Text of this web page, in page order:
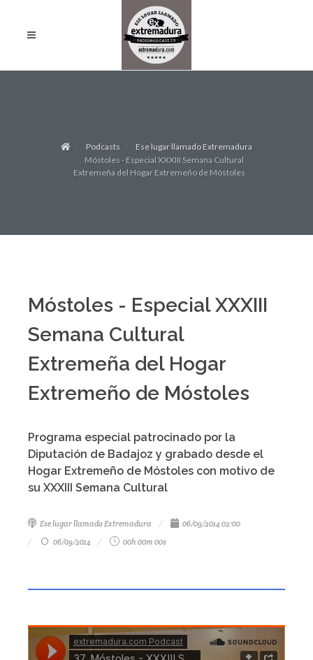
Podcasts
Ese lugar llamado Extremadura
Móstoles - Especial XXXIII Semana Cultural
Extremeña del Hogar Extremeño de Móstoles
Móstoles - Especial XXXIII
Semana Cultural
Extremeña del Hogar
Extremeño de Móstoles
Programa especial patrocinado por la
Diputación de Badajoz y grabado desde el
Hogar Extremeño de Móstoles con motivo de
su XXXIII Semana Cultural
Ese lugar llamado Extremadura
06/09/2014 02:00
06/09/2014
00h 00m 00s